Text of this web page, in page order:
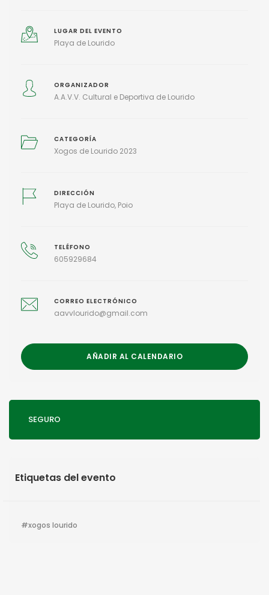
LUGAR DEL EVENTO
Playa de Lourido
ORGANIZADOR
A.A.V.V. Cultural e Deportiva de Lourido
CATEGORÍA
Xogos de Lourido 2023
DIRECCIÓN
Playa de Lourido, Poio
TELÉFONO
605929684
CORREO ELECTRÓNICO
aavvlourido@gmail.com
AÑADIR AL CALENDARIO
SEGURO
Etiquetas del evento
xogos lourido